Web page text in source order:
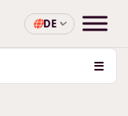
DE
☰